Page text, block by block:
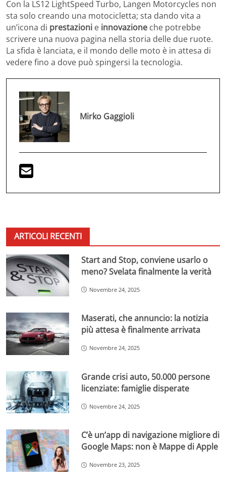
Con la LS12 LightSpeed Turbo, Langen Motorcycles non
sta solo creando una motocicletta; sta dando vita a
un’icona di prestazioni e innovazione che potrebbe
scrivere una nuova pagina nella storia delle due ruote.
La sfida è lanciata, e il mondo delle moto è in attesa di
vedere fino a dove può spingersi la tecnologia.
Mirko Gaggioli
ARTICOLI RECENTI
Start and Stop, conviene usarlo o
meno? Svelata finalmente la verità
Novembre 24, 2025
Maserati, che annuncio: la notizia
più attesa è finalmente arrivata
Novembre 24, 2025
Grande crisi auto, 50.000 persone
licenziate: famiglie disperate
Novembre 24, 2025
C’è un’app di navigazione migliore di
Google Maps: non è Mappe di Apple
Novembre 23, 2025